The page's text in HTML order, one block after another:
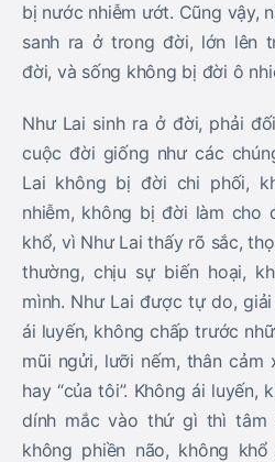
bị nước nhiễm ướt. Cũng vậy,
sanh ra ở trong đời, lớn lên
đời, và sống không bị đời ô
Như Lai sinh ra ở đời, phải
cuộc đời giống như các
Lai không bị đời chi phối,
nhiễm, không bị đời làm cho
khổ, vì Như Lai thấy rõ sắc,
thường, chịu sự biến hoại,
mình. Như Lai được tự do,
ái luyến, không chấp trước
mũi ngửi, lưỡi nếm, thân cảm
hay “của tôi”. Không ái luyến,
dính mắc vào thứ gì thì
không phiền não, không